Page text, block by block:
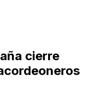
cierre